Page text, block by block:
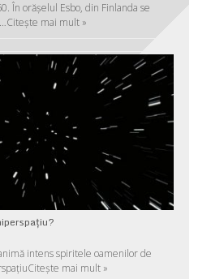
În orășelul Esbo, din Finlanda se
Citește mai mult »
intens spiritele oamenilor de
Citește mai mult »